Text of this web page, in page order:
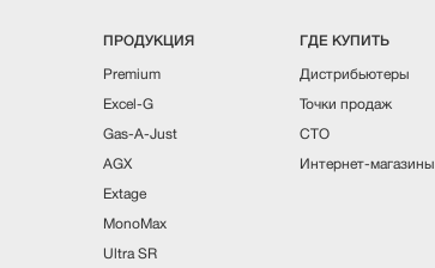
ПРОДУКЦИЯ
Premium
Excel-G
Gas-A-Just
AGX
Extage
MonoMax
Ultra SR
ГДЕ КУПИТЬ
Дистрибьютеры
Точки продаж
СТО
Интернет-магазины